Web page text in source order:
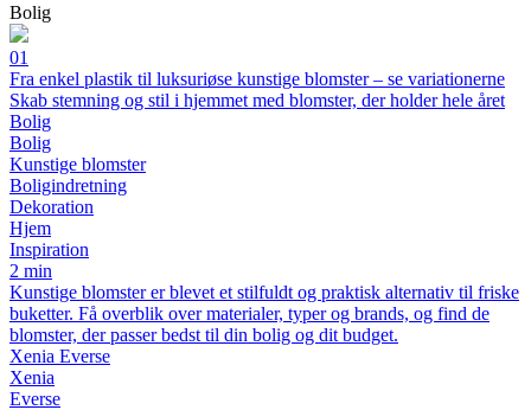
Bolig
01
Fra enkel plastik til luksuriøse kunstige blomster – se variationerne
Skab stemning og stil i hjemmet med blomster, der holder hele året
Bolig
Bolig
Kunstige blomster
Boligindretning
Dekoration
Hjem
Inspiration
2 min
Kunstige blomster er blevet et stilfuldt og praktisk alternativ til friske
buketter. Få overblik over materialer, typer og brands, og find de
blomster, der passer bedst til din bolig og dit budget.
Xenia Everse
Xenia
Everse